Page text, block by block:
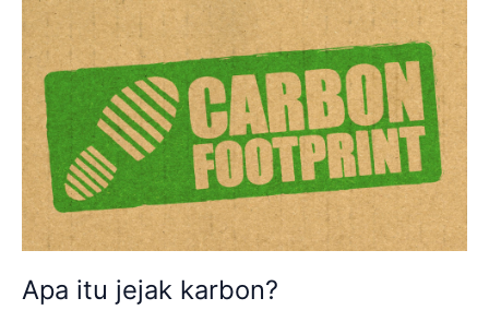
content
Apa itu jejak karbon?